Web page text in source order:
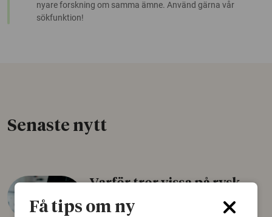
nyare forskning om samma ämne. Använd gärna vår
sökfunktion!
Senaste nytt
Varför tror vissa på rysk
desinformation?
Få tips om ny